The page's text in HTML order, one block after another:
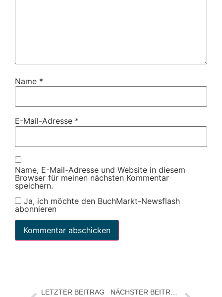
Name *
E-Mail-Adresse *
Name, E-Mail-Adresse und Website in diesem
Browser für meinen nächsten Kommentar
speichern.
Ja, ich möchte den BuchMarkt-Newsflash
abonnieren
LETZTER BEITRAG
NÄCHSTER BEITRAG